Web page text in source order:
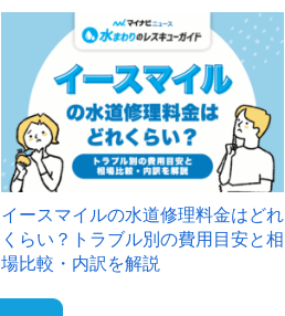
イースマイルの水道修理料金はどれ
くらい？トラブル別の費用目安と相
場比較・内訳を解説